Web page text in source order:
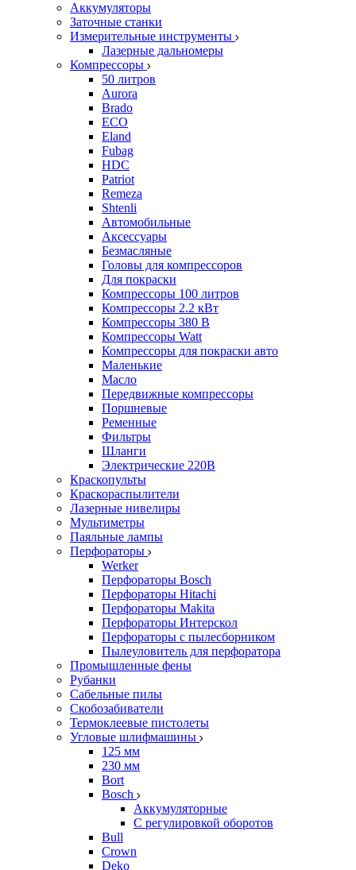
Аккумуляторы
Заточные станки
Измерительные инструменты
Лазерные дальномеры
Компрессоры
50 литров
Aurora
Brado
ECO
Eland
Fubag
HDC
Patriot
Remeza
Shtenli
Автомобильные
Аксессуары
Безмасляные
Головы для компрессоров
Для покраски
Компрессоры 100 литров
Компрессоры 2.2 кВт
Компрессоры 380 В
Компрессоры Watt
Компрессоры для покраски авто
Маленькие
Масло
Передвижные компрессоры
Поршневые
Ременные
Фильтры
Шланги
Электрические 220В
Краскопульты
Краскораспылители
Лазерные нивелиры
Мультиметры
Паяльные лампы
Перфораторы
Werker
Перфораторы Bosch
Перфораторы Hitachi
Перфораторы Makita
Перфораторы Интерскол
Перфораторы с пылесборником
Пылеуловитель для перфоратора
Промышленные фены
Рубанки
Сабельные пилы
Скобозабиватели
Термоклеевые пистолеты
Угловые шлифмашины
125 мм
230 мм
Bort
Bosch
Аккумуляторные
С регулировкой оборотов
Bull
Crown
Deko